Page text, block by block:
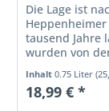
Die Lage ist
tausend Jahre
wurden von
Inhalt0.75 Liter
18,99 € *